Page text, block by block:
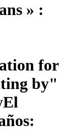
» :
for
by"
El